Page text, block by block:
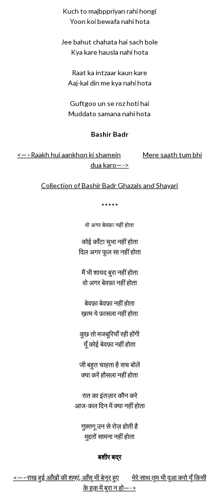
Kuch to majbppriyan rahi hongi
Yoon koi bewafa nahi hota
Jee bahut chahata hai sach bole
Kya kare hausla nahi hota
Raat ka intzaar kaun kare
Aaj-kal din me kya nahi hota
Guftgoo un se roz hoti hai
Muddato samana nahi hota
Bashir Badr
<—–Raakh hui aankhon ki shamein
Mere saath tum bhi
dua karo—->
Collection of Bashir Badr Ghazals and Shayari
*****
वो अगर बेवफ़ा नहीं होता
कोई काँटा चुभा नहीं होता
दिल अगर फूल सा नहीं होता
मैं भी शायद बुरा नहीं होता
वो अगर बेवफ़ा नहीं होता
बेवफ़ा बेवफ़ा नहीं होता
ख़त्म ये फ़ासला नहीं होता
कुछ तो मजबूरियाँ रही होंगी
यूँ कोई बेवफ़ा नहीं होता
जी बहुत चाहता है सच बोलें
क्या करें हौसला नहीं होता
रात का इंतज़ार कौन करे
आज-कल दिन में क्या नहीं होता
गुफ़्तगू उन से रोज़ होती है
मुद्दतों सामना नहीं होता
बशीर बद्र
<—–राख हुई आँखों की शम्एं, आँसू भी बेनूर हुए
मेरे साथ तुम भी दुआ करो यूँ किसी
के हक़ में बुरा न हो—->